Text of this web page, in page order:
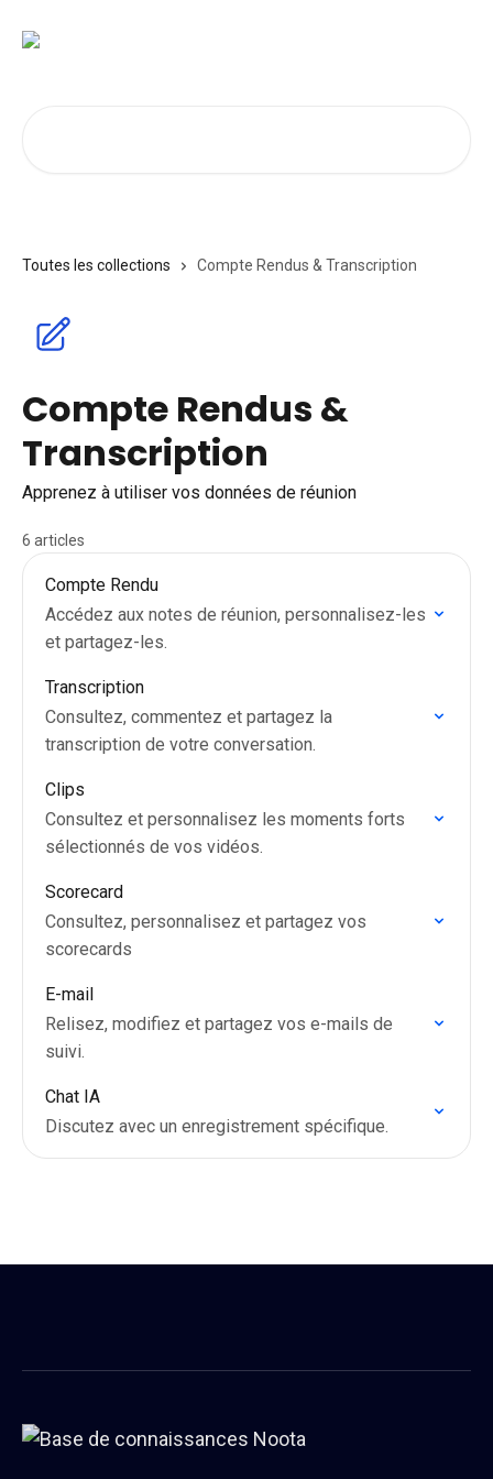
Toutes les collections Compte Rendus & Transcription
Compte Rendus &
Transcription
Apprenez à utiliser vos données de réunion
6 articles
Compte Rendu
Accédez aux notes de réunion, personnalisez-les
et partagez-les.
Transcription
Consultez, commentez et partagez la
transcription de votre conversation.
Clips
Consultez et personnalisez les moments forts
sélectionnés de vos vidéos.
Scorecard
Consultez, personnalisez et partagez vos
scorecards
E-mail
Relisez, modifiez et partagez vos e-mails de
suivi.
Chat IA
Discutez avec un enregistrement spécifique.